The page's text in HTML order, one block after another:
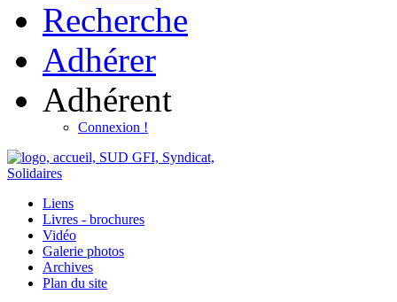
Recherche
Adhérer
Adhérent
Connexion !
Liens
Livres - brochures
Vidéo
Galerie photos
Archives
Plan du site